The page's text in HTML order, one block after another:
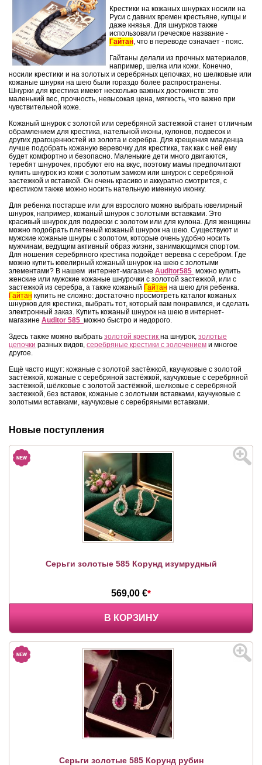
Крестики на кожаных шнурках носили на
Руси с давних времен крестьяне, купцы и
даже князья. Для шнурков также
использовали греческое название -
Гайтан , что в переводе означает - пояс.
Гайтаны делали из прочных материалов,
например, шелка или кожи. Конечно,
носили крестики и на золотых и серебряных цепочках, но шелковые или
кожаные шнурки на шею были гораздо более распространены.
Шнурки для крестика имеют несколько важных достоинств: это
маленький вес, прочность, невысокая цена, мягкость, что важно при
чувствительной коже.
Кожаный шнурок с золотой или серебряной застежкой станет отличным
обрамлением для крестика, нательной иконы, кулонов, подвесок и
других драгоценностей из золота и серебра. Для крещения младенца
лучше подобрать кожаную веревочку для крестика, так как с ней ему
будет комфортно и безопасно. Маленькие дети много двигаются,
теребят шнурочек, пробуют его на вкус, поэтому мамы предпочитают
купить шнурок из кожи с золотым замком или шнурок с серебряной
застежкой и вставкой. Он очень красиво и аккуратно смотрится, с
крестиком также можно носить нательную именную иконку.
Для ребенка постарше или для взрослого можно выбрать ювелирный
шнурок, например, кожаный шнурок с золотыми вставками. Это
красивый шнурок для подвески с золотом или для кулона. Для женщины
можно подобрать плетеный кожаный шнурок на шею. Существуют и
мужские кожаные шнуры с золотом, которые очень удобно носить
мужчинам, ведущим активный образ жизни, занимающимся спортом.
Для ношения серебряного крестика подойдет веревка с серебром. Где
можно купить ювелирный кожаный шнурок на шею с золотыми
элементами? В нашем интернет-магазине Auditor585 можно купить
женские или мужские кожаные шнурочки с золотой застежкой, или с
застежкой из серебра, а также кожаный Гайтан на шею для ребенка.
Гайтан купить не сложно: достаточно просмотреть каталог кожаных
шнурков для крестика, выбрать тот, который вам понравился, и сделать
электронный заказ. Купить кожаный шнурок на шею в интернет-
магазине Auditor 585 можно быстро и недорого.
Здесь также можно выбрать золотой крестик на шнурок, золотые
цепочки разных видов, серебряные крестики с золочением и многое
другое.
Ещё часто ищут: кожаные с золотой застёжкой, каучуковые с золотой
застёжкой, кожаные с серебряной застёжкой, каучуковые с серебряной
застёжкой, шёлковые с золотой застёжкой, шелковые с серебряной
застежкой, без вставок, кожаные с золотыми вставками, каучуковые с
золотыми вставками, каучуковые с серебряными вставками.
Новые поступления
Серьги золотые 585 Корунд изумрудный
569,00 €*
В КОРЗИНУ
Серьги золотые 585 Корунд рубин